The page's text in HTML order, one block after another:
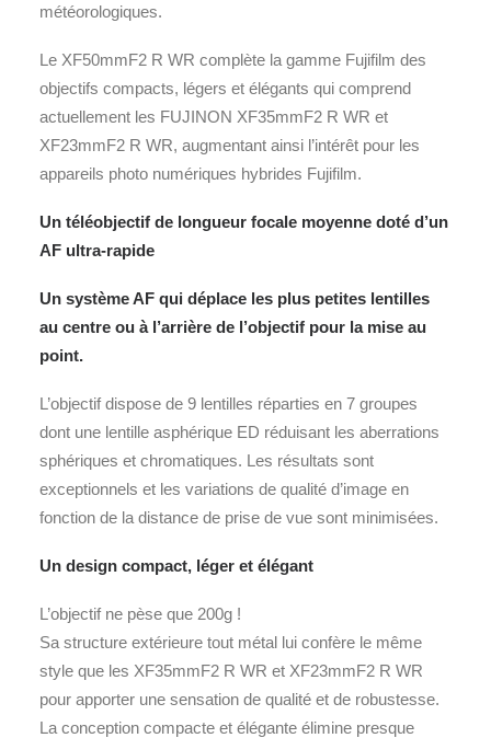
météorologiques.
Le XF50mmF2 R WR complète la gamme Fujifilm des
objectifs compacts, légers et élégants qui comprend
actuellement les FUJINON XF35mmF2 R WR et
XF23mmF2 R WR, augmentant ainsi l’intérêt pour les
appareils photo numériques hybrides Fujifilm.
Un téléobjectif de longueur focale moyenne doté d’un
AF ultra-rapide
Un système AF qui déplace les plus petites lentilles
au centre ou à l’arrière de l’objectif pour la mise au
point.
L’objectif dispose de 9 lentilles réparties en 7 groupes
dont une lentille asphérique ED réduisant les aberrations
sphériques et chromatiques. Les résultats sont
exceptionnels et les variations de qualité d’image en
fonction de la distance de prise de vue sont minimisées.
Un design compact, léger et élégant
L’objectif ne pèse que 200g !
Sa structure extérieure tout métal lui confère le même
style que les XF35mmF2 R WR et XF23mmF2 R WR
pour apporter une sensation de qualité et de robustesse.
La conception compacte et élégante élimine presque